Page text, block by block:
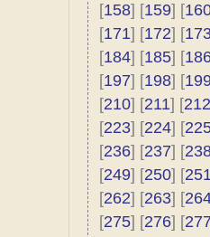
[158] [159] [
[171] [172] [
[184] [185] [
[197] [198] [
[210] [211] [212
[223] [224] [
[236] [237] [
[249] [250] [
[262] [263] [
[275] [276] [